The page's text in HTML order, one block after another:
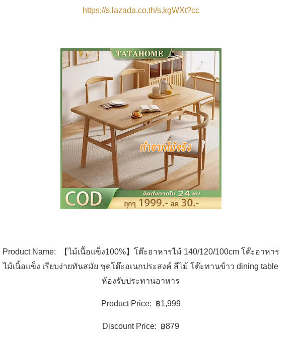
https://s.lazada.co.th/s.kgWXt?cc
Product Name: 【ไม้เนื้อแข็ง100%】โต๊ะอาหารไม้ 140/120/100cm โต๊ะอาหาร
ไม้เนิ้อแข็ง เรียบง่ายทันสมัย ชุดโต๊ะอเนกประสงค์ สีไม้ โต๊ะทานข้าว dining table
ห้องรับประทานอาหาร
Product Price: ฿1,999
Discount Price: ฿879